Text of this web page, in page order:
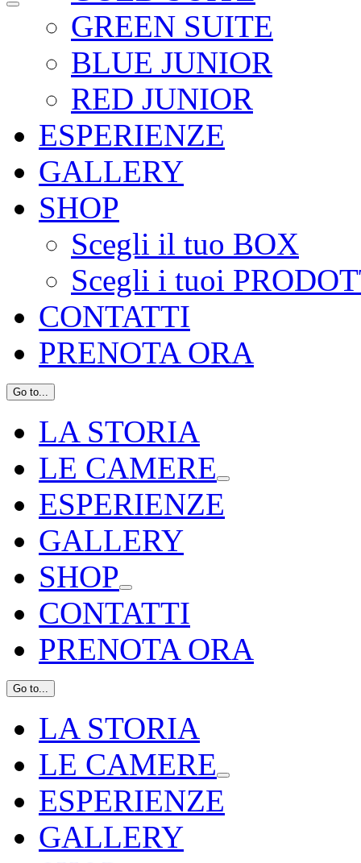
GREEN SUITE
BLUE JUNIOR
RED JUNIOR
ESPERIENZE
GALLERY
SHOP
Scegli il tuo BOX
Scegli i tuoi
CONTATTI
PRENOTA ORA
Go to...
LA STORIA
LE CAMERE
ESPERIENZE
GALLERY
SHOP
CONTATTI
PRENOTA ORA
Go to...
LA STORIA
LE CAMERE
ESPERIENZE
GALLERY